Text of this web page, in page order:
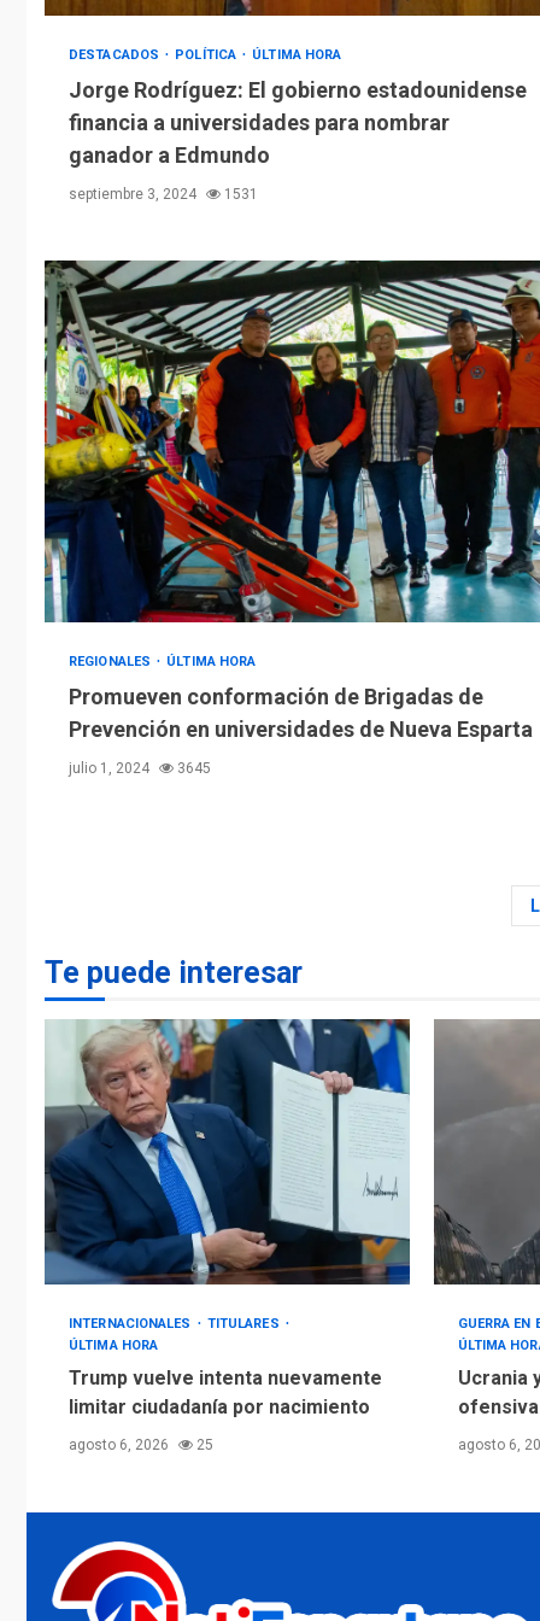
DESTACADOS POLÍTICA ÚLTIMA HORA
Jorge Rodríguez: El gobierno estadounidense
financia a universidades para nombrar
ganador a Edmundo
septiembre 3, 2024 1531
REGIONALES ÚLTIMA HORA
Promueven conformación de Brigadas de
Prevención en universidades de Nueva Esparta
julio 1, 2024 3645
Te puede interesar
INTERNACIONALES
TITULARES
ÚLTIMA HORA
Trump vuelve intenta nuevamente
limitar ciudadanía por nacimiento
agosto 6, 2026 25
GUERRA EN
ÚLTIMA
Ucrania
agosto 6,